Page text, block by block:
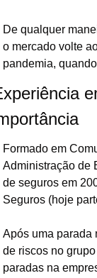
De qualquer
o mercado volte
pandemia,
Formado em
Administração de
de seguros em
Seguros (hoje
Após uma parada
de riscos no
paradas na